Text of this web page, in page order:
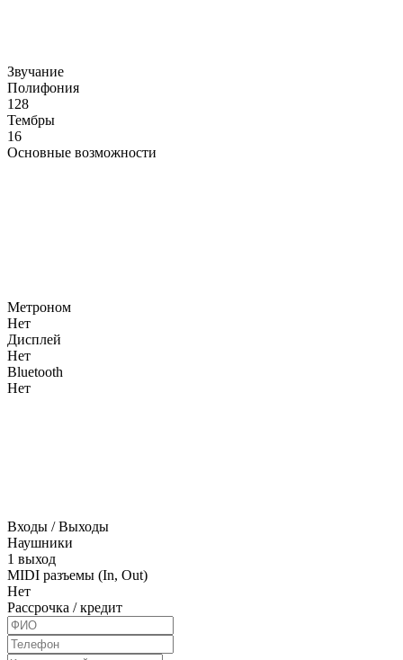
Звучание
Полифония
128
Тембры
16
Основные возможности
Метроном
Нет
Дисплей
Нет
Bluetooth
Нет
Входы / Выходы
Наушники
1 выход
MIDI разъемы (In, Out)
Нет
Рассрочка / кредит